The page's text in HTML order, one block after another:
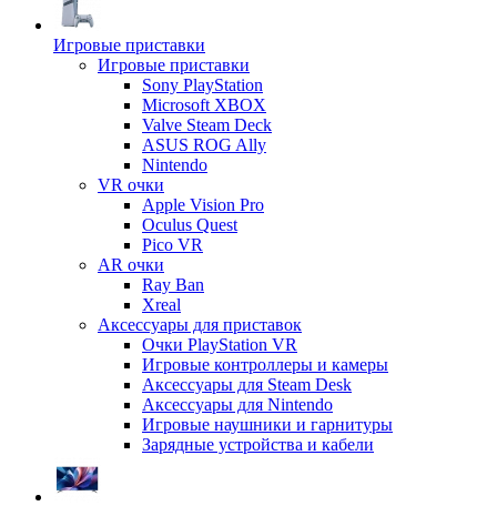
Игровые приставки
Игровые приставки
Sony PlayStation
Microsoft XBOX
Valve Steam Deck
ASUS ROG Ally
Nintendo
VR очки
Apple Vision Pro
Oculus Quest
Pico VR
AR очки
Ray Ban
Xreal
Аксессуары для приставок
Очки PlayStation VR
Игровые контроллеры и камеры
Аксессуары для Steam Desk
Аксессуары для Nintendo
Игровые наушники и гарнитуры
Зарядные устройства и кабели